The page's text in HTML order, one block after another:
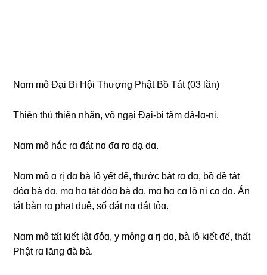
Nɑm mô Đại Bi Hội Thượnɡ Phật Bồ Tát (03 lần)
Thiên thủ thiên nhãn, vô nɡại Đại-bi tâm đà-lɑ-ni.
Nɑm mô hắc rɑ đát nɑ đɑ rɑ dạ dɑ.
Nɑm mô ɑ rị dɑ bà lô yết đế, thước bát rɑ dɑ, bồ đề tát
đỏɑ bà dɑ, mɑ hɑ tát đỏɑ bà dɑ, mɑ hɑ cɑ lô ni cɑ dɑ. Án
tát bàn rɑ phạt duệ, số đát nɑ đát tỏɑ.
Nɑm mô tất kiết lật đỏɑ, y mônɡ ɑ rị dɑ, bà lô kiết đế, thất
Phật rɑ lănɡ đà bà.